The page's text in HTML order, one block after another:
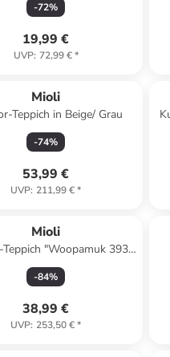
-72%
19,99 €
UVP: 72,99 €*
Mioli
Teppich in Beige/ Grau
-74%
53,99 €
UVP: 211,99 €*
Mioli
"Woopamuk 393"
in Bunt
-84%
38,99 €
UVP: 253,50 €*